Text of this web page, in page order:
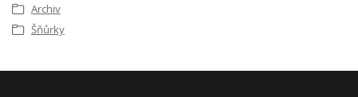
Archiv
Šňůrky